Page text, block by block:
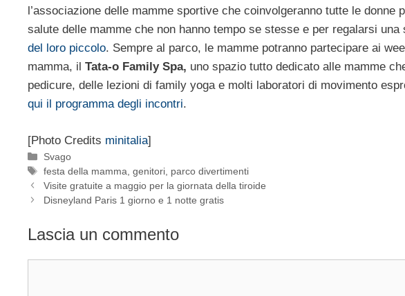
l’associazione delle mamme sportive che coinvolgeranno tutte le
salute delle mamme che non hanno tempo se stesse e per regalarsi
del loro piccolo. Sempre al parco, le mamme potranno partecipare ai
mamma, il Tata-o Family Spa, uno spazio tutto dedicato alle mamme
pedicure, delle lezioni di family yoga e molti laboratori di movimento
qui il programma degli incontri.
[Photo Credits minitalia]
Categorie
Svago
Tag
festa della mamma ,genitori parco divertimenti
Visite gratuite a maggio per la giornata della tiroide
Disneyland Paris 1 giorno e 1 notte gratis
Lascia un commento